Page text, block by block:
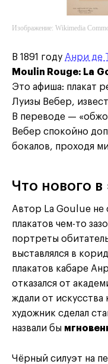
Изображение: Wikimedia
В 1891 году Анри де
Moulin Rouge: La
Это афиша: плакат
Луизы Вебер,
В переводе —
Вебер спокойно
бокалов, проходя
Что нового
Автор La Goulue не
плакатов чем-то
портреты
выставлялся в
плакатов кабаре
отказался от
ждали от искусства
художник сделал
назвали бы
Чёрный силуэт на